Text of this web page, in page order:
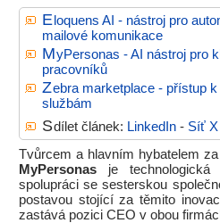
E loquens AI - nástroj pro
mailové komunikace
MyPersonas - AI nástroj pro
pracovníků
Zebra marketplace - přístup
službám
Sdílet článek: LinkedIn- Síť X
Tvůrcem a hlavním hybatelem
MyPersonas je technologická
spolupráci se sesterskou
postavou stojící za těmito
zastává pozici CEO v obou